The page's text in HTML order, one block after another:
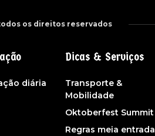
os direitos reservados
diária
Dicas & Serviços
Transporte &
Mobilidade
Oktoberfest Summit
Regras meia entrada